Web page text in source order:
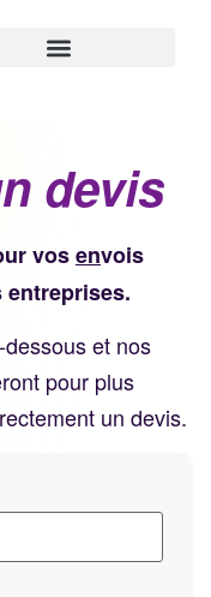
devis
vosenvois
et nos
pour plus
un devis.